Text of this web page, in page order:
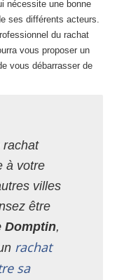
nécessite une bonne
ses différents acteurs.
du rachat
vous proposer un
vous débarrasser de
rachat
à votre
villes
être
Domptin,
rachat
sa